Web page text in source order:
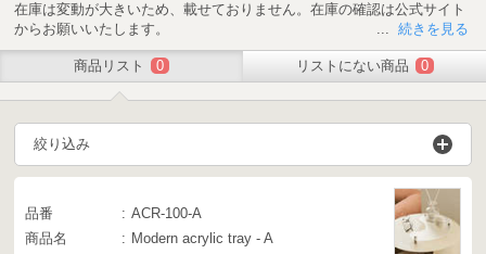
在庫は変動が大きいため、載せておりません。在庫の確認は公式サイト
からお願いいたします。
納期(決済確定後)：
在庫ありの商品 - 2-3営業日
欠品商品 - 30-50日
10〜19アイテム - 送料別途要
... 続きを見る
商品リスト 0 リストにない商品 0
絞り込み
品番
ACR-100-A
商品名
Modern acrylic tray - A